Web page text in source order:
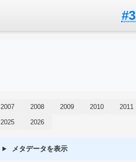
2007 2008 2009 2010 2011
2025 2026
メタデータを表示